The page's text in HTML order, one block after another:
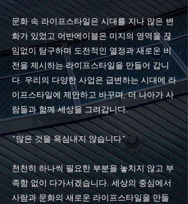
문화 속 라이프스타일은 시대를 지나 많은 변
화가 있었고 어반에이블은 미지의 영역을 끊
임없이 탐구하며 도전적인 열정과 새로운 비
전을 제시하는 라이프스타일을 만들어 갑니
다. 우리의 다양한 사업은 급변하는 시대에 라
이프스타일에 제안하고 바꾸며, 더 나아가 사
람들과 함께 세상을 그려갑니다.
"많은 것을 욕심내지 않습니다"
천천히 하나씩 필요한 부분을 놓치지 않고 부
족함 없이 다가서겠습니다. 세상의 중심에서
사람과 문화의 새로운 라이프스타일을 만들